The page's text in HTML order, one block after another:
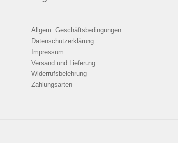
Allgem. Geschäftsbedingungen
Datenschutzerklärung
Impressum
Versand und Lieferung
Widerrufsbelehrung
Zahlungsarten